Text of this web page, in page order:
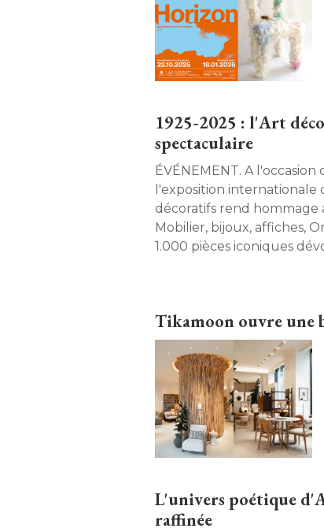
1925-2025 : l'Art
spectaculaire
ÉVÉNEMENT. A l'occasion du centenaire de
l'exposition internationale
décoratifs rend hommage
Mobilier, bijoux, affiches,
1.000 pièces iconiques
Tikamoon ouvre une
L'univers poétique
raffinée